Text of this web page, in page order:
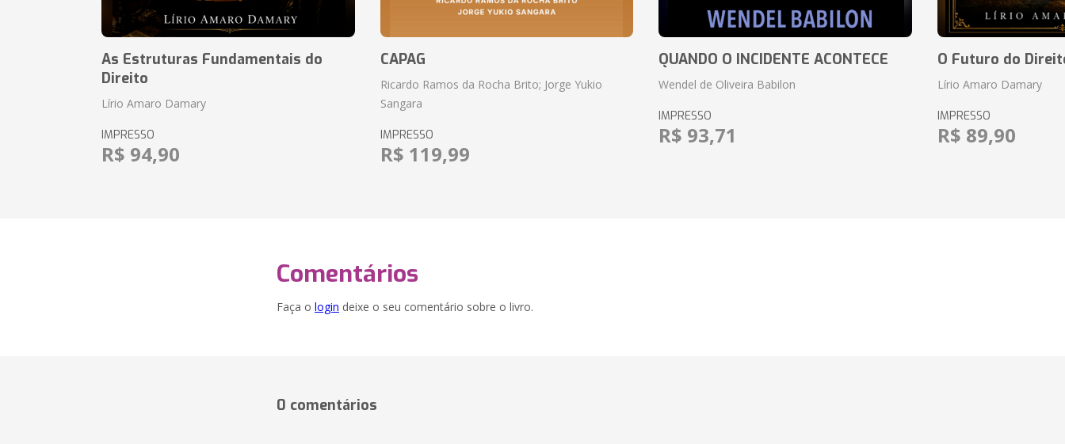
As Estruturas Fundamentais do
Direito
Lírio Amaro Damary
IMPRESSO
R$ 94,90
CAPAG
Ricardo Ramos da Rocha Brito; Jorge Yukio
Sangara
IMPRESSO
R$ 119,99
QUANDO O INCIDENTE ACONTECE
Wendel de Oliveira Babilon
IMPRESSO
R$ 93,71
O Futuro do
Lírio Amaro Damary
IMPRESSO
R$ 89,90
Comentários
Faça o login deixe o seu comentário sobre o livro.
0 comentários